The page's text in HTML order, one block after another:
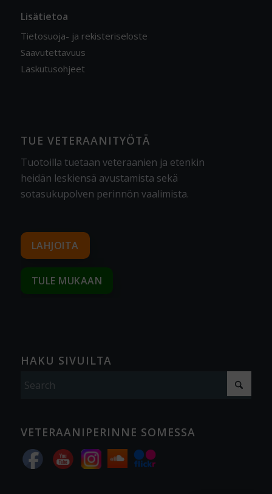
Lisätietoa
Tietosuoja- ja rekisteriseloste
Saavutettavuus
Laskutusohjeet
TUE VETERAANITYÖTÄ
Tuotoilla tuetaan veteraanien ja etenkin
heidän leskiensä avustamista sekä
sotasukupolven perinnön vaalimista.
LAHJOITA
TULE MUKAAN
HAKU SIVUILTA
VETERAANIPERINNE SOMESSA